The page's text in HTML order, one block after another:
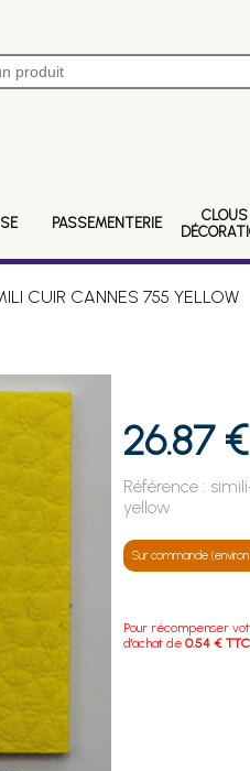
PASSEMENTERIE
CLOUS
CUIR CANNES 755 YELLOW
26.87 €
Référence :
yellow
Sur commande
Pour récompenser
d'achat de0.54 € TTC